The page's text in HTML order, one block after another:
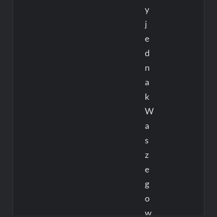
y
j
e
d
n
a
k
W
a
s
z
e
g
o
w